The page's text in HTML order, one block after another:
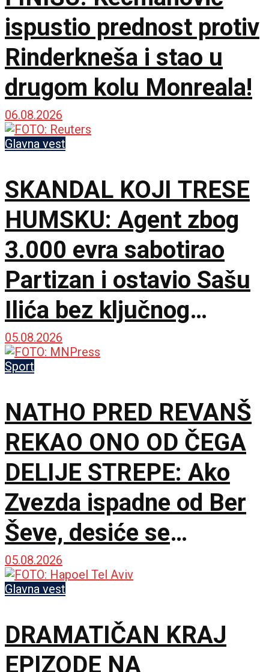
ispustio prednost protiv
Rinderkneša i stao u
drugom kolu Monreala!
06.08.2026
Glavna vest
SKANDAL KOJI TRESE
HUMSKU: Agent zbog
3.000 evra sabotirao
Partizan i ostavio Sašu
Ilića bez ključnog
pojačanja za Evropu!
05.08.2026
Sport
NATHO PRED REVANŠ
REKAO ONO OD ČEGA
DELIJE STREPE: Ako
Zvezda ispadne od Ber
Ševe, desiće se
tektonski potres!
05.08.2026
Glavna vest
DRAMATIČAN KRAJ
EPIZODE NA